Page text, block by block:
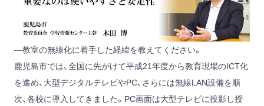
―教室の無線化に着手した経緯を教えてください。
鹿児島市では、全国に先がけて平成21年度から教育現場のICT化
を進め、大型デジタルテレビやPC、さらには無線LAN設備を順
次、各校に導入してきました。PC画面は大型テレビに投影し授